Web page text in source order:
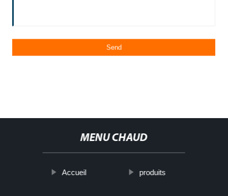
MENU CHAUD
Accueil produits